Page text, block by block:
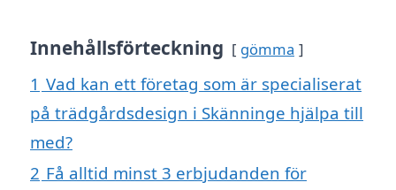
Innehållsförteckning gömma
1 Vad kan ett företag som är specialiserat
på trädgårdsdesign i Skänninge hjälpa till
med?
2 Få alltid minst 3 erbjudanden för